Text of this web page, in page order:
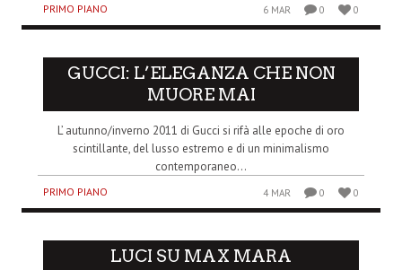
PRIMO PIANO 6 MAR 0 0
GUCCI: L’ELEGANZA CHE NON
MUORE MAI
L’ autunno/inverno 2011 di Gucci si rifà alle epoche di oro
scintillante, del lusso estremo e di un minimalismo
contemporaneo...
PRIMO PIANO 4 MAR 0 0
LUCI SU MAX MARA